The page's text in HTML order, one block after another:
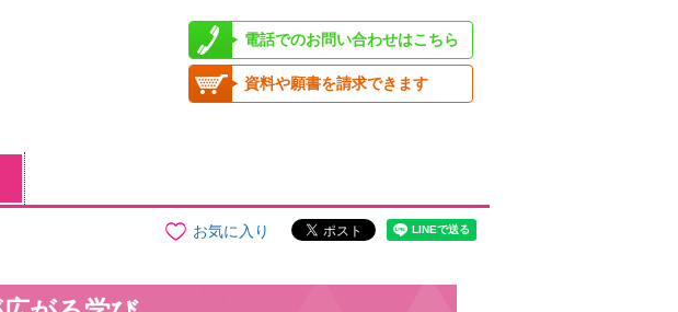
電話でのお問い合わせはこちら
資料や願書を請求できます
お気に入り